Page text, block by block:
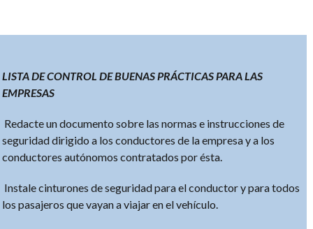
LISTA DE CONTROL DE BUENAS PRÁCTICAS PARA LAS
EMPRESAS
Redacte un documento sobre las normas e instrucciones de
seguridad dirigido a los conductores de la empresa y a los
conductores autónomos contratados por ésta.
Instale cinturones de seguridad para el conductor y para todos
los pasajeros que vayan a viajar en el vehículo.